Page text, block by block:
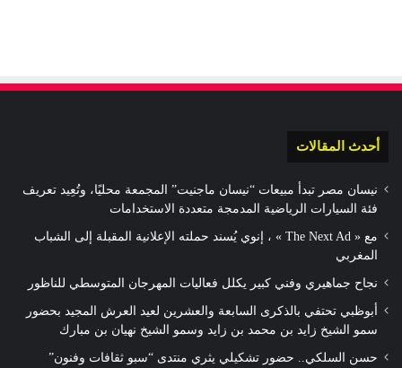
أحدث المقالات
نيسان مصر تبدأ مبيعات “نيسان ماجنيت” المجمعة محليًا، وتُعِيد تعريف
فئة السيارات الرياضية المدمجة متعددة الاستخدامات
مع « The Next Ad » ، إنوي يُسند حملته الإعلانية المقبلة إلى الشباب
المغربي
نجاح جماهيري وفني كبير يكلل فعاليات المهرجان المتوسطي للناظور
أبوظبي تحتفي بالذكرى السابعة والعشرين لعيد العرش المجيد بحضور
سمو الشيخ زايد بن محمد بن زايد وسمو الشيخ نهيان بن مبارك
حسن السلكي.. حضور تشكيلي يثري منتدى “سبو ثقافات وفنون”